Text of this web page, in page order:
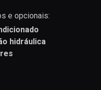
e opcionais:
hidráulica